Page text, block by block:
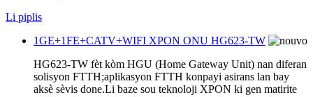
Li piplis
1GE+1FE+CATV+WIFI XPON ONU HG623-TW
HG623-TW fèt kòm HGU (Home Gateway Unit) nan diferan
solisyon FTTH;aplikasyon FTTH konpayi asirans lan bay
aksè sèvis done.Li baze sou teknoloji XPON ki gen matirite